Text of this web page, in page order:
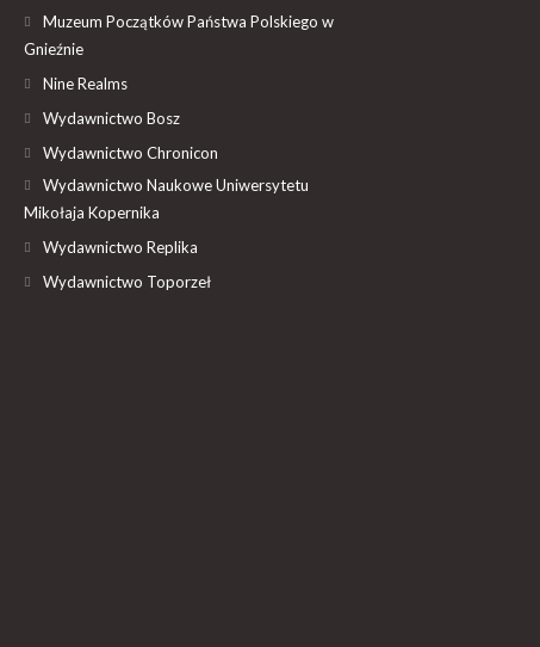
Muzeum Początków Państwa Polskiego w
Gnieźnie
Nine Realms
Wydawnictwo Bosz
Wydawnictwo Chronicon
Wydawnictwo Naukowe Uniwersytetu
Mikołaja Kopernika
Wydawnictwo Replika
Wydawnictwo Toporzeł